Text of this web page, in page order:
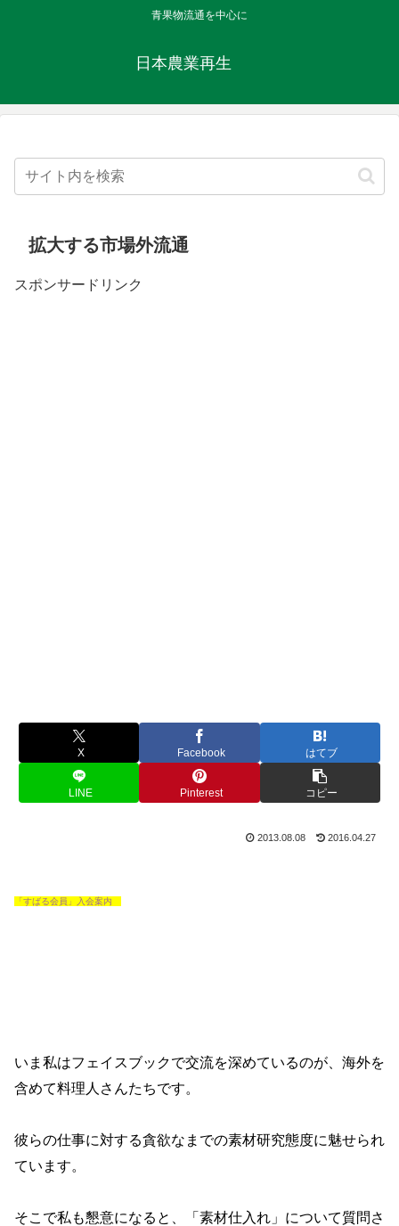
青果物流通を中心に
日本農業再生
拡大する市場外流通
スポンサードリンク
X Facebook はてブ
LINE Pinterest コピー
2013.08.08 2016.04.27
「すばる会員」入会案内
いま私はフェイスブックで交流を深めているのが、海外を
含めて料理人さんたちです。
彼らの仕事に対する貪欲なまでの素材研究態度に魅せられ
ています。
そこで私も懇意になると、「素材仕入れ」について質問さ